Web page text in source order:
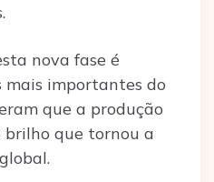
nova fase é
mais importantes do
que a produção
brilho que tornou a